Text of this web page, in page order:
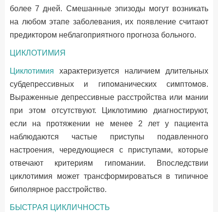
более 7 дней. Смешанные эпизоды могут возникать
на любом этапе заболевания, их появление считают
предиктором неблагоприятного прогноза больного.
ЦИКЛОТИМИЯ
Циклотимия характеризуется наличием длительных
субдепрессивных и гипоманических симптомов.
Выраженные депрессивные расстройства или мании
при этом отсутствуют. Циклотимию диагностируют,
если на протяжении не менее 2 лет у пациента
наблюдаются частые приступы подавленного
настроения, чередующиеся с приступами, которые
отвечают критериям гипомании. Впоследствии
циклотимия может трансформироваться в типичное
биполярное расстройство.
БЫСТРАЯ ЦИКЛИЧНОСТЬ